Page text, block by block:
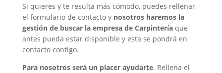
Si quieres y te resulta más cómodo, puedes rellenar
el formulario de contacto y nosotros haremos la
gestión de buscar la empresa de Carpinteríaque
antes pueda estar disponible y esta se pondrá en
contacto contigo.
Para nosotros será un placer ayudarte. Rellena el